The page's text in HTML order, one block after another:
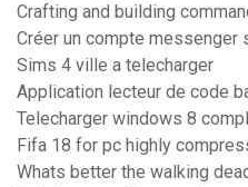
Crafting and building
Créer un compte messenger
Sims 4 ville a telecharger
Application lecteur de code
Telecharger windows 8
Fifa 18 for pc highly
Whats better the walking